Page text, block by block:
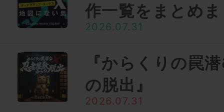
作一覧をまとめ
2026.07.31
『からくりの罠
の脱出』
2026.07.31